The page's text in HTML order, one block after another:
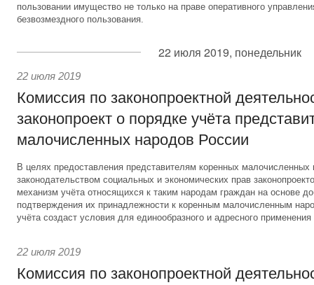
пользовании имущество не только на праве оперативного
безвозмездного пользования.
22 июля 2019, понедельник
22 июля 2019
Комиссия по законопроектной
законопроект о порядке учёта
малочисленных народов России
В целях предоставления представителям коренных
законодательством социальных и экономических прав
механизм учёта относящихся к таким народам граждан на основе
подтверждения их принадлежности к коренным малочисленным
учёта создаст условия для единообразного и адресного применения
22 июля 2019
Комиссия по законопроектной